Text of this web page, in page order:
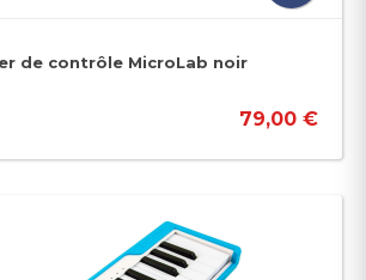
de contrôle MicroLab noir
79,00 €